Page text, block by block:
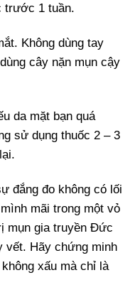
trước 1 tuần.
Không dùng tay
cây nặn mụn cậy
da mặt bạn quá
sử dụng thuốc 2 – 3
đắng đo không có lối
mãi trong một vỏ
mụn gia truyền Đức
vết. Hãy chứng minh
xấu mà chỉ là